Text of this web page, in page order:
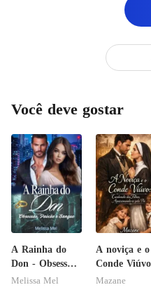
Você deve gostar
A Rainha do
Don - Obsessão,
Paixão e
Melissa Mel
A noviça e o
Conde Viúvo
Mazane